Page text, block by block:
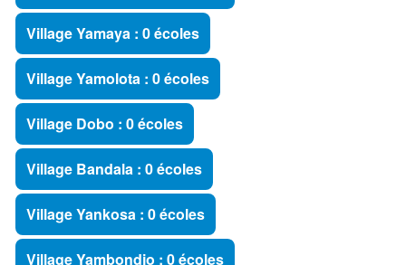
Village Yamaya : 0 écoles
Village Yamolota : 0 écoles
Village Dobo : 0 écoles
Village Bandala : 0 écoles
Village Yankosa : 0 écoles
Village Yambondjo : 0 écoles